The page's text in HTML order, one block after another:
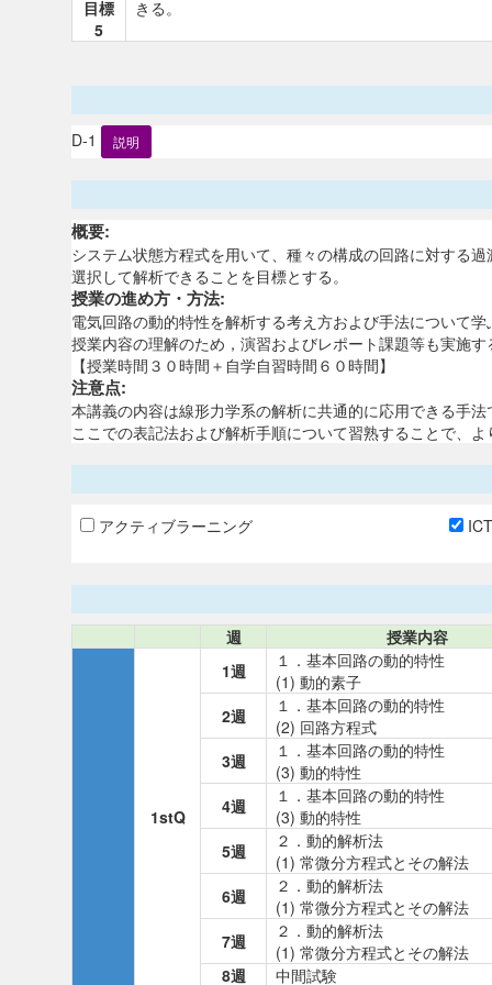
目標
5
きる。
D-1 説明
概要:
システム状態方程式を用いて、種々の構成の回路に対する
選択して解析できることを目標とする。
授業の進め方・方法:
電気回路の動的特性を解析する考え方および手法について学
授業内容の理解のため，演習およびレポート課題等も実施す
【授業時間３０時間＋自学自習時間６０時間】
注意点:
本講義の内容は線形力学系の解析に共通的に応用できる手法
ここでの表記法および解析手順について習熟することで、
アクティブラーニング
週 授業内容
1stQ
1週
１．基本回路の動的特性
(1) 動的素子
2週
１．基本回路の動的特性
(2) 回路方程式
3週
１．基本回路の動的特性
(3) 動的特性
4週
１．基本回路の動的特性
(3) 動的特性
5週
２．動的解析法
(1) 常微分方程式とその解法
6週
２．動的解析法
(1) 常微分方程式とその解法
7週
２．動的解析法
(1) 常微分方程式とその解法
8週
中間試験